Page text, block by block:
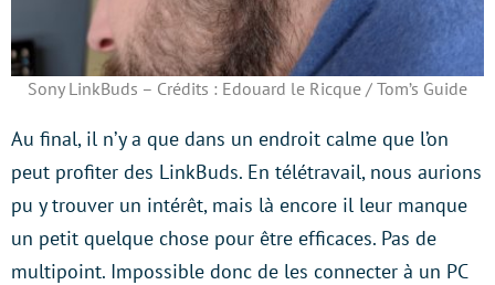
Sony LinkBuds – Crédits : Edouard le Ricque / Tom’s Guide
Au final, il n’y a que dans un endroit calme que l’on
peut profiter des LinkBuds. En télétravail, nous aurions
pu y trouver un intérêt, mais là encore il leur manque
un petit quelque chose pour être efficaces. Pas de
multipoint. Impossible donc de les connecter à un PC